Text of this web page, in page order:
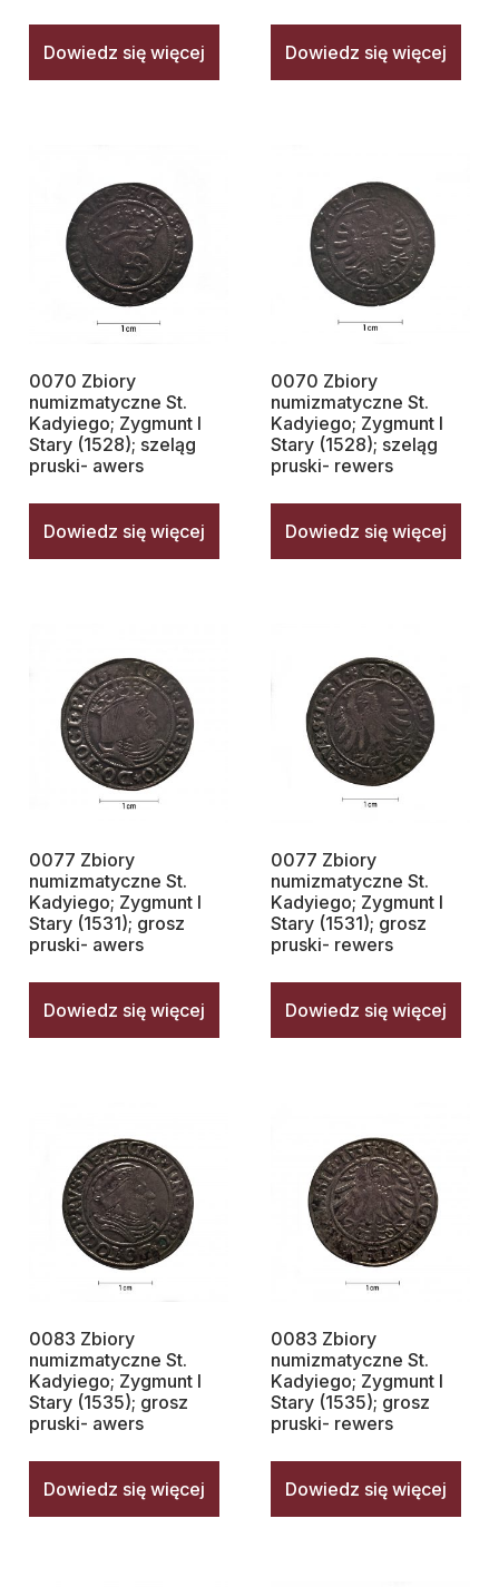
Dowiedz się więcej Dowiedz się więcej
0070 Zbiory
numizmatyczne St.
Kadyiego; Zygmunt I
Stary (1528); szeląg
pruski- awers
Dowiedz się więcej
0070 Zbiory
numizmatyczne St.
Kadyiego; Zygmunt I
Stary (1528); szeląg
pruski- rewers
Dowiedz się więcej
0077 Zbiory
numizmatyczne St.
Kadyiego; Zygmunt I
Stary (1531); grosz
pruski- awers
Dowiedz się więcej
0077 Zbiory
numizmatyczne St.
Kadyiego; Zygmunt I
Stary (1531); grosz
pruski- rewers
Dowiedz się więcej
0083 Zbiory
numizmatyczne St.
Kadyiego; Zygmunt I
Stary (1535); grosz
pruski- awers
Dowiedz się więcej
0083 Zbiory
numizmatyczne St.
Kadyiego; Zygmunt I
Stary (1535); grosz
pruski- rewers
Dowiedz się więcej